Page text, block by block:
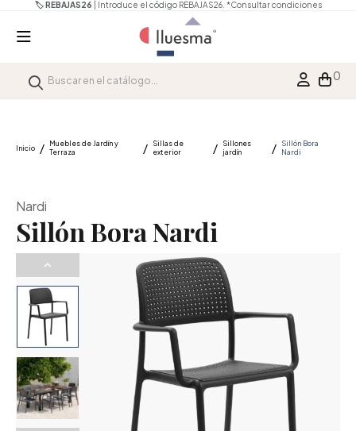
🏷️ REBAJAS26 | Introduce el código REBAJAS26. *Consultar condiciones
0
Inicio
Muebles de Jardín y
Terraza
Sillas de
exterior
Sillones
jardín
Sillón Bora
Nardi
Nardi
Sillón Bora Nardi